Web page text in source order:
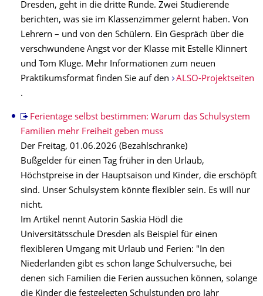
Dresden, geht in die dritte Runde. Zwei Studierende
berichten, was sie im Klassenzimmer gelernt haben. Von
Lehrern – und von den Schülern. Ein Gespräch über die
verschwundene Angst vor der Klasse mit Estelle Klinnert
und Tom Kluge. Mehr Informationen zum neuen
Praktikumsformat finden Sie auf den
ALSO-Projektseiten
.
Ferientage selbst bestimmen: Warum das Schulsystem
Familien mehr Freiheit geben muss
Der Freitag, 01.06.2026 (Bezahlschranke)
Bußgelder für einen Tag früher in den Urlaub,
Höchstpreise in der Hauptsaison und Kinder, die erschöpft
sind. Unser Schulsystem könnte flexibler sein. Es will nur
nicht.
Im Artikel nennt Autorin Saskia Hödl die
Universitätsschule Dresden als Beispiel für einen
flexibleren Umgang mit Urlaub und Ferien: "In den
Niederlanden gibt es schon lange Schulversuche, bei
denen sich Familien die Ferien aussuchen können, solange
die Kinder die festgelegten Schulstunden pro Jahr